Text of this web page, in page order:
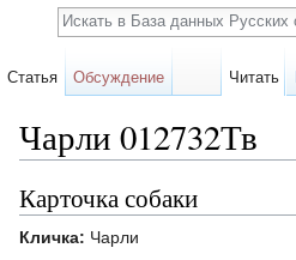
Чарли 012732Тв
Карточка собаки
Кличка: Чарли
Статья Обсуждение Читать
Поиск